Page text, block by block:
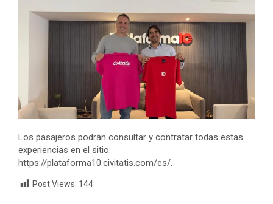
Los pasajeros podrán consultar y contratar todas estas
experiencias en el sitio:
https://plataforma10.civitatis.com/es/.
Post Views: 144